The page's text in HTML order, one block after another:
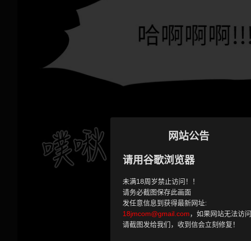
网站公告
请用谷歌浏览器
未满18周岁禁止访问！！
请务必截图保存此画面
发任意信息到获得最新网址:
18jmcom@gmail.com，如果网站无法访问
请截图发给我们，收到信会立刻修复！